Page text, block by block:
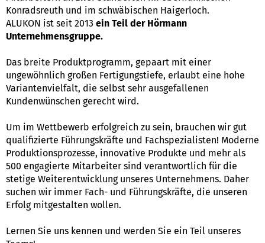
Konradsreuth und im schwäbischen Haigerloch.
ALUKON ist seit 2013 ein Teil der Hörmann
Unternehmensgruppe.
Das breite Produktprogramm, gepaart mit einer
ungewöhnlich großen Fertigungstiefe, erlaubt eine hohe
Variantenvielfalt, die selbst sehr ausgefallenen
Kundenwünschen gerecht wird.
Um im Wettbewerb erfolgreich zu sein, brauchen wir gut
qualifizierte Führungskräfte und Fachspezialisten! Moderne
Produktionsprozesse, innovative Produkte und mehr als
500 engagierte Mitarbeiter sind verantwortlich für die
stetige Weiterentwicklung unseres Unternehmens. Daher
suchen wir immer Fach- und Führungskräfte, die unseren
Erfolg mitgestalten wollen.
Lernen Sie uns kennen und werden Sie ein Teil unseres